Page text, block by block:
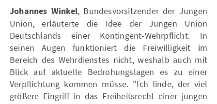
Johannes Winkel, Bundesvorsitzender der Jungen
Union, erläuterte die Idee der Jungen Union
Deutschlands einer Kontingent-Wehrpflicht. In
seinen Augen funktioniert die Freiwilligkeit im
Bereich des Wehrdienstes nicht, weshalb auch mit
Blick auf aktuelle Bedrohungslagen es zu einer
Verpflichtung kommen müsse. "Ich finde, der viel
größere Eingriff in das Freiheitsrecht einer jungen